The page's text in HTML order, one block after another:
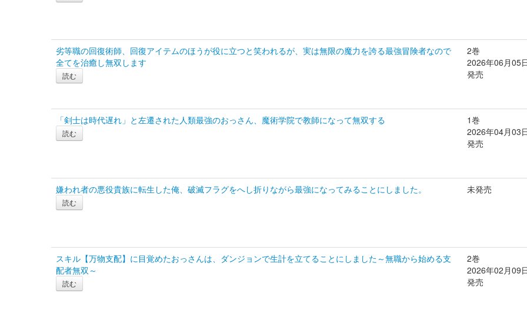
劣等職の回復術師、回復アイテムのほうが役に立つと笑われるが、実は無限の魔力を誇る最強冒険者なので
全てを治癒し無双します
読む
2巻
2026年06月05
発売
「剣士は時代遅れ」と左遷された人類最強のおっさん、魔術学院で教師になって無双する
読む
1巻
2026年04月03
発売
嫌われ者の悪役貴族に転生した俺、破滅フラグをへし折りながら最強になってみることにしました。
読む
未発売
スキル【万物支配】に目覚めたおっさんは、ダンジョンで生計を立てることにしました～無職から始める支
配者無双～
読む
2巻
2026年02月09
発売